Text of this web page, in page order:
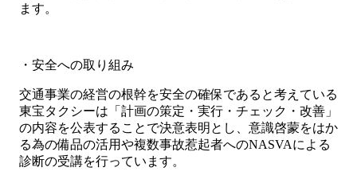
ます。
・安全への取り組み
交通事業の経営の根幹を安全の確保であると考えている
東宝タクシーは「計画の策定・実行・チェック・改善」
の内容を公表することで決意表明とし、意識啓蒙をはか
る為の備品の活用や複数事故惹起者へのNASVAによる
診断の受講を行っています。